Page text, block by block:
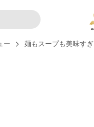
ー 麺もスープも美味すぎ